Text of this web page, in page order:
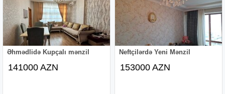
Əhmədlidə Kupçalı mənzil
141000 AZN
Neftçilərdə Yeni Mənzil
153000 AZN